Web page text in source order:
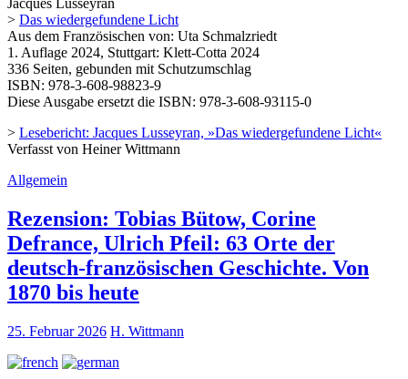
Jacques Lusseyran
> Das wiedergefundene Licht
Aus dem Französischen von: Uta Schmalzriedt
1. Auflage 2024, Stuttgart: Klett-Cotta 2024
336 Seiten, gebunden mit Schutzumschlag
ISBN: 978-3-608-98823-9
Diese Ausgabe ersetzt die ISBN: 978-3-608-93115-0
> Lesebericht: Jacques Lusseyran, »Das wiedergefundene Licht«
Verfasst von Heiner Wittmann
Allgemein
Rezension: Tobias Bütow, Corine
Defrance, Ulrich Pfeil: 63 Orte der
deutsch-französischen Geschichte. Von
1870 bis heute
25. Februar 2026 H. Wittmann